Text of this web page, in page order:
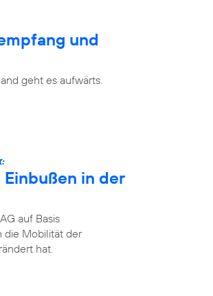
und
geht es aufwärts.
in der
auf Basis
die Mobilität der
hat.